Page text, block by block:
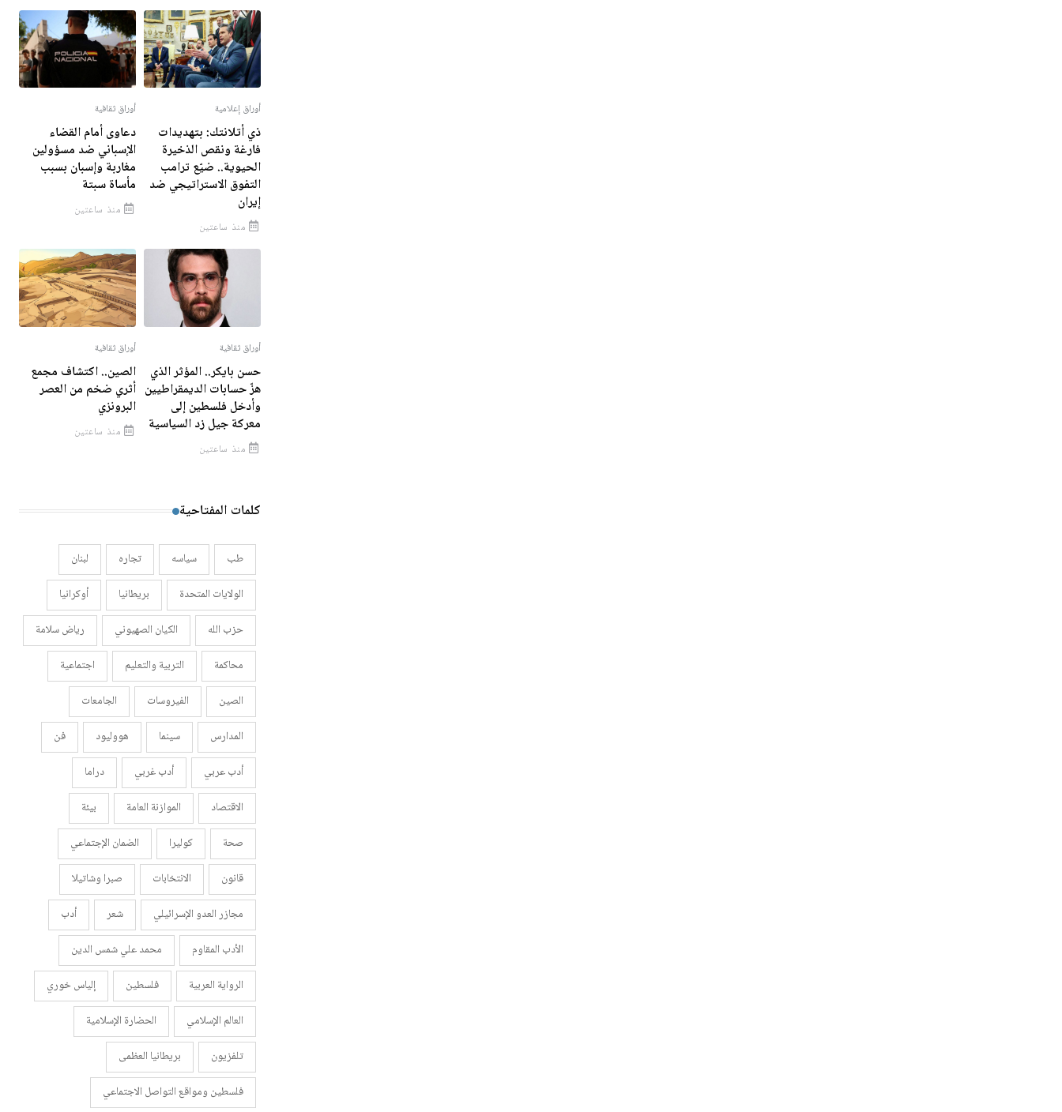
أوراق إعلامية
ذي أتلانتك: بتهديدات
فارغة ونقص الذخيرة
الحيوية.. ضيّع ترامب
التفوق الاستراتيجي ضد
إيران
منذ ساعتين
أوراق ثقافية
دعاوى أمام القضاء
الإسباني ضد مسؤولين
مغاربة وإسبان بسبب
مأساة سبتة
منذ ساعتين
أوراق ثقافية
حسن بايكر.. المؤثر الذي
هزّ حسابات الديمقراطيين
وأدخل فلسطين إلى
معركة جيل زد السياسية
منذ ساعتين
أوراق ثقافية
الصين.. اكتشاف مجمع
أثري ضخم من العصر
البرونزي
منذ ساعتين
كلمات المفتاحية
طب سياسه تجاره
لبنان
الولايات المتحدة
بريطانيا
أوكرانيا
حزب الله
الكيان الصهيوني
رياض سلامة
محاكمة
التربية والتعليم
اجتماعية
الصين
الفيروسات
الجامعات
المدارس
سينما هووليود
فن
أدب عربي
أدب غربي
دراما
الاقتصاد
الموازنة العامة
بيئة
صحة
كوليرا
الضمان الإجتماعي
قانون
الانتخابات
صبرا وشاتيلا
مجازر العدو الإسرائيلي
شعر
أدب
الأدب المقاوم
محمد علي شمس الدين
الرواية العربية
فلسطين
إلياس خوري
العالم الإسلامي
الحضارة الإسلامية
تلفزيون
بريطانيا العظمى
فلسطين ومواقع التواصل الاجتماعي